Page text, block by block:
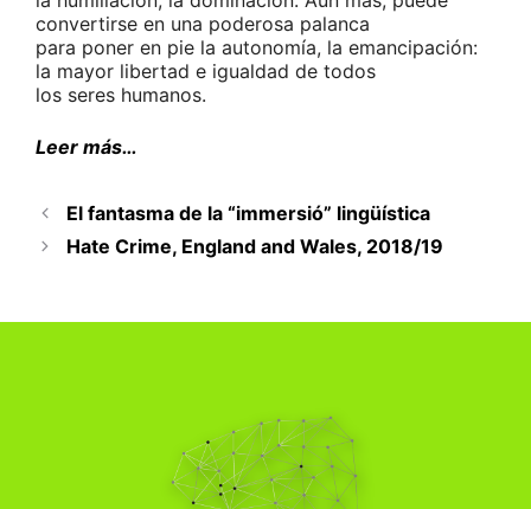
convertirse en una poderosa palanca
para poner en pie la autonomía, la emancipación:
la mayor libertad e igualdad de todos
los seres humanos.
Leer más…
El fantasma de la “immersió” lingüística
Hate Crime, England and Wales, 2018/19